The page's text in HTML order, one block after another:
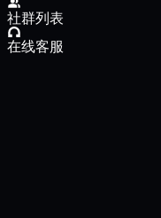
社群列表
在线客服